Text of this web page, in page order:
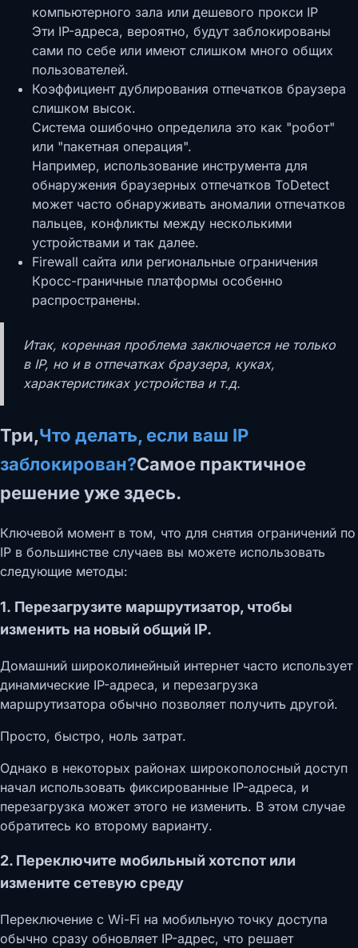
компьютерного зала или дешевого прокси IP
Эти IP-адреса, вероятно, будут заблокированы
сами по себе или имеют слишком много общих
пользователей.
Коэффициент дублирования отпечатков браузера
слишком высок.
Система ошибочно определила это как "робот"
или "пакетная операция".
Например, использование инструмента для
обнаружения браузерных отпечатков ToDetect
может часто обнаруживать аномалии отпечатков
пальцев, конфликты между несколькими
устройствами и так далее.
Firewall сайта или региональные ограничения
Кросс-граничные платформы особенно
распространены.
Итак, коренная проблема заключается не только
в IP, но и в отпечатках браузера, куках,
характеристиках устройства и т.д.
Три,Что делать, если ваш IP
заблокирован?Самое практичное
решение уже здесь.
Ключевой момент в том, что для снятия ограничений по
IP в большинстве случаев вы можете использовать
следующие методы:
1. Перезагрузите маршрутизатор, чтобы
изменить на новый общий IP.
Домашний широколинейный интернет часто использует
динамические IP-адреса, и перезагрузка
маршрутизатора обычно позволяет получить другой.
Просто, быстро, ноль затрат.
Однако в некоторых районах широкополосный доступ
начал использовать фиксированные IP-адреса, и
перезагрузка может этого не изменить. В этом случае
обратитесь ко второму варианту.
2. Переключите мобильный хотспот или
измените сетевую среду
Переключение с Wi-Fi на мобильную точку доступа
обычно сразу обновляет IP-адрес, что решает